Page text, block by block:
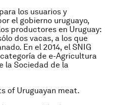
los usuarios y
el gobierno uruguayo,
productores en Uruguay:
dos vacas, a los que
En el 2014, el SNIG
de e-Agricultura
la Sociedad de la